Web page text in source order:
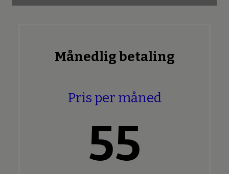
Månedlig betaling
Pris per måned
55